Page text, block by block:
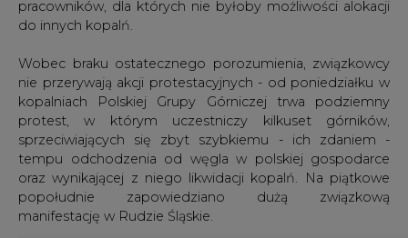
nie przerywają akcji protestacyjnych - od poniedziałku w
kopalniach Polskiej Grupy Górniczej trwa podziemny
sprzeciwiających się zbyt szybkiemu - ich zdaniem -
tempu odchodzenia od węgla w polskiej gospodarce
oraz wynikającej z niego likwidacji kopalń. Na piątkowe
popołudnie zapowiedziano dużą związkową
manifestację w Rudzie Śląskie.
# Ciepłownictwo #Energetyka # kraj #paliwa
Artykuł powstał bez wsparcia narzędzi sztucznej inteligencji.